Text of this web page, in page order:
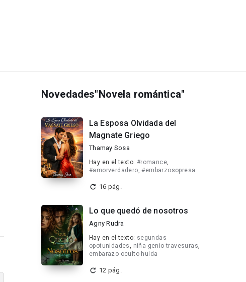
Novedades"Novela romántica"
La Esposa Olvidada del
Magnate Griego
Thamay Sosa
Hay en el texto: #romance,
#amorverdadero,#embarzosopresa
16 pág.
Lo que quedó de nosotros
Agny Rudra
Hay en el texto: segundas
opotunidades, niña genio travesuras,
embarazo oculto huida
12 pág.